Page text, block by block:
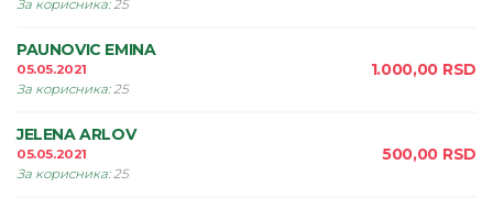
За корисника:25
PAUNOVIC EMINA
05.05.2021
За корисника:25
1.000,00 RSD
JELENA ARLOV
05.05.2021
За корисника:25
500,00 RSD